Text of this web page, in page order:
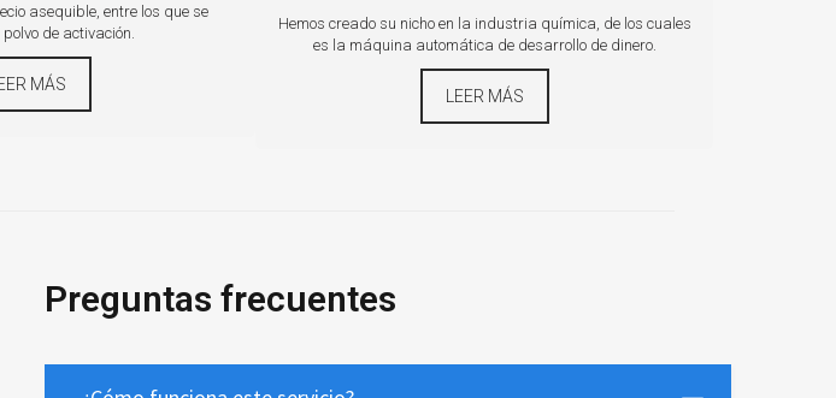
asequible, entre los que se
de activación.
MÁS
Hemos creado su nicho en la industria química, de los cuales
es la máquina automática de desarrollo de dinero.
LEER MÁS
Preguntas frecuentes